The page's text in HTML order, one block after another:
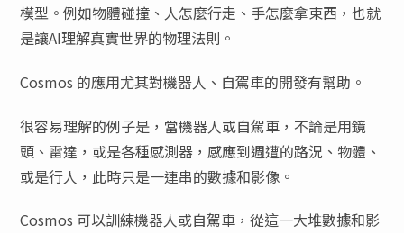
模型。例如物體碰撞、人怎麼行走、手怎麼拿東西，也就
是讓AI理解真實世界的物理法則。
Cosmos 的應用尤其對機器人、自駕車的開發有幫助。
很容易理解的例子是，當機器人或自駕車，不論是用鏡
頭、雷達，或是各種感測器，感應到週遭的路況、物體、
或是行人，此時只是一連串的數據和影像。
Cosmos 可以訓練機器人或自駕車，從這一大堆數據和影